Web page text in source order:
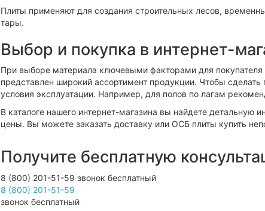
Плиты применяют для создания строительных лесов,
тары.
Выбор и покупка в интернет-
При выборе материала ключевыми факторами для
представлен широкий ассортимент продукции. Чтобы
условия эксплуатации. Например, для полов по лагам
В каталоге нашего интернет-магазина вы найдете
цены. Вы можете заказать доставку или ОСБ плиты купить
Получите бесплатную
8 (800) 201-51-59
звонок бесплатный